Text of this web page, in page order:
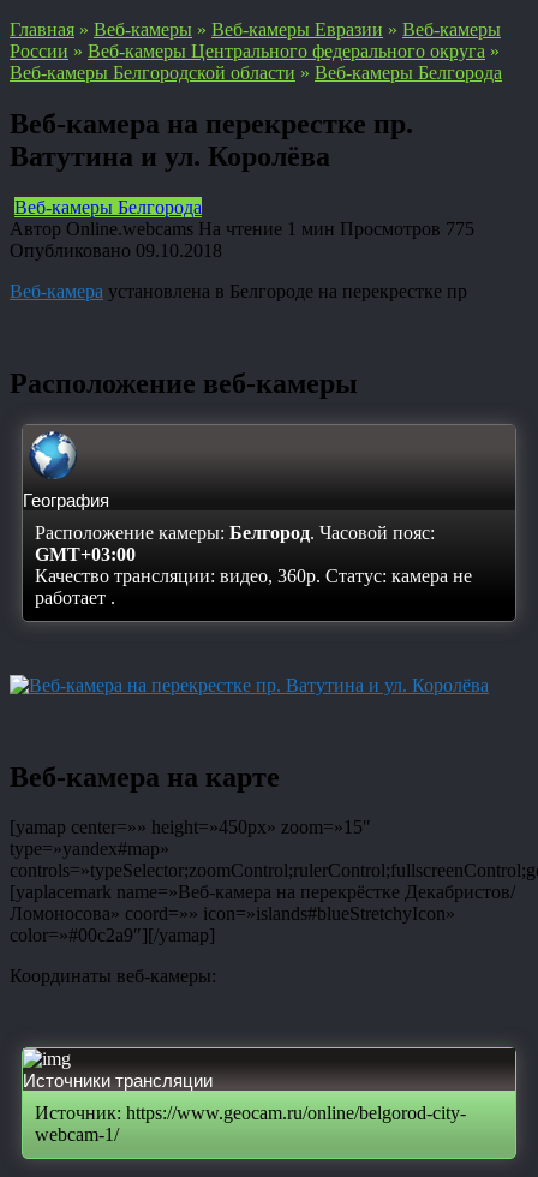
Главная » Веб-камеры » Веб-камеры Евразии » Веб-камеры
России » Веб-камеры Центрального федерального округа »
Веб-камеры Белгородской области » Веб-камеры Белгорода
Веб-камера на перекрестке пр.
Ватутина и ул. Королёва
Веб-камеры Белгорода
Автор Online.webcams На чтение 1 мин Просмотров 775
Опубликовано 09.10.2018
Веб-камера установлена в Белгороде на перекрестке пр
Расположение веб-камеры
География
Расположение камеры: Белгород. Часовой пояс:
GMT+03:00
Качество трансляции: видео, 360p. Статус: камера не
работает .
Веб-камера на карте
[yamap center=»» height=»450px» zoom=»15″
type=»yandex#map»
[yaplacemark name=»Веб-камера на перекрёстке Декабристов/
Ломоносова» coord=»» icon=»islands#blueStretchyIcon»
color=»#00c2a9″][/yamap]
Координаты веб-камеры:
Источники трансляции
Источник: https://www.geocam.ru/online/belgorod-city-
webcam-1/